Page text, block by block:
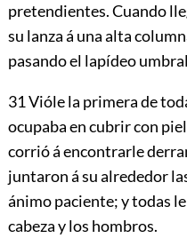
pretendientes. Cuando
su lanza á una alta
pasando el lapídeo
31Vióle la primera de
ocupaba en cubrir con
corrió á encontrarle
juntaron á su alrededor
ánimo paciente; y todas
cabeza y los hombros.